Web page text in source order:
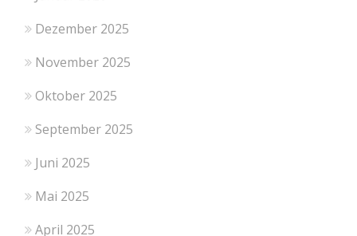
Dezember 2025
November 2025
Oktober 2025
September 2025
Juni 2025
Mai 2025
April 2025